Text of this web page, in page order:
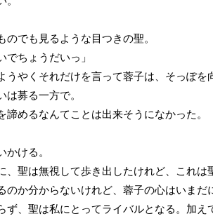
でも見るような目つきの聖。
でちょうだいっ」
やくそれだけを言って蓉子は、そっぽを
は募る一方で。
めるなんてことは出来そうになかった。
ける。
聖は無視して歩き出したけれど、これは
か分からないけれど、蓉子の心はいまだ
ず、聖は私にとってライバルとなる。加